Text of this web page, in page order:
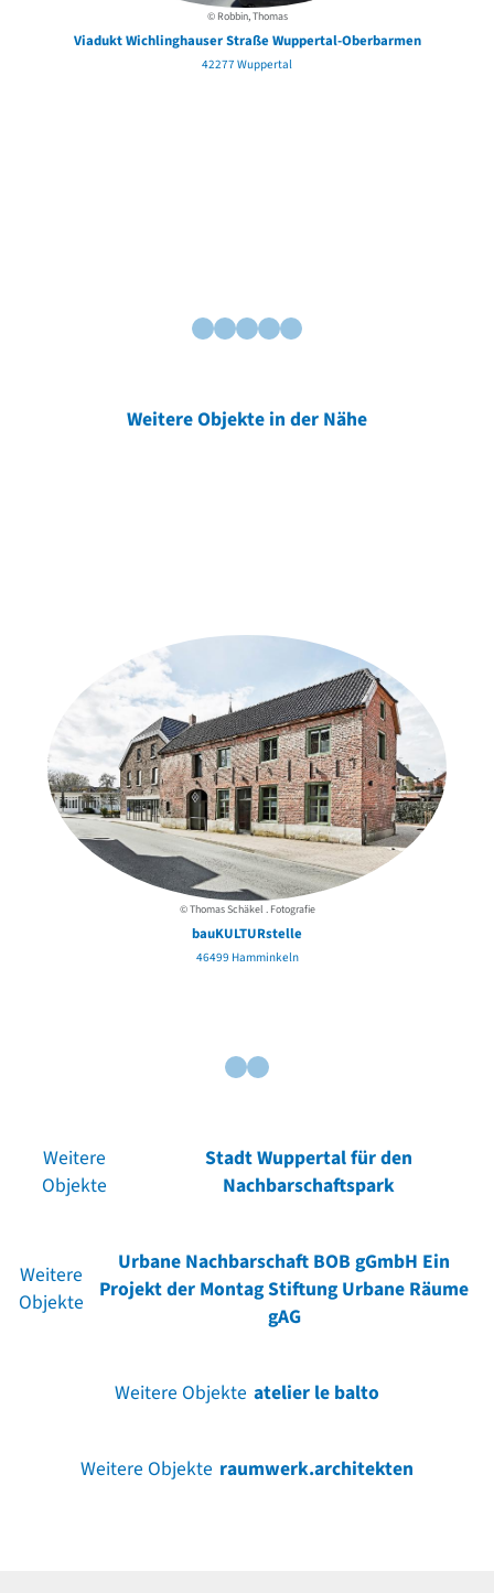
© Robbin, Thomas
Viadukt Wichlinghauser Straße Wuppertal-Oberbarmen
42277 Wuppertal
Weitere Objekte in der Nähe
© Thomas Schäkel . Fotografie
bauKULTURstelle
46499 Hamminkeln
Weitere
Objekte
Stadt Wuppertal für den
Nachbarschaftspark
Weitere
Objekte
Urbane Nachbarschaft BOB gGmbH Ein
Projekt der Montag Stiftung Urbane Räume
gAG
Weitere Objekte atelier le balto
Weitere Objekte raumwerk.architekten